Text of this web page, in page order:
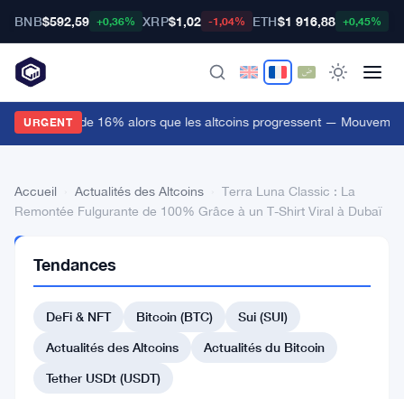
BNB$592,59 +0,36% XRP$1,02 -1,04% ETH$1 916,88 +0,45%
URGENT
bondit de 16% alors que les altcoins progressent —
Accueil Actualités des Altcoins
Terra Luna Classic : La
Remontée Fulgurante de 100% Grâce à un T-Shirt Viral à Dubaï
DES
ALTCOINS
Terra
Luna
Classic
Tendances
DeFi & NFT Bitcoin (BTC)
Sui (SUI)
Actualités des Altcoins
Actualités du Bitcoin
Tether USDt (USDT)